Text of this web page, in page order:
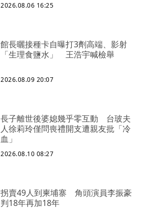
2026.08.06 16:25
館長曬接種卡自曝打3劑高端、影射
「生理食鹽水」 王浩宇喊檢舉
2026.08.09 20:07
長子離世後婆媳幾乎零互動 台玻夫
人徐莉玲僅問喪禮開支遭親友批「冷
血」
2026.08.10 08:27
拐賣49人到柬埔寨 角頭演員李振豪
判18年再加18年